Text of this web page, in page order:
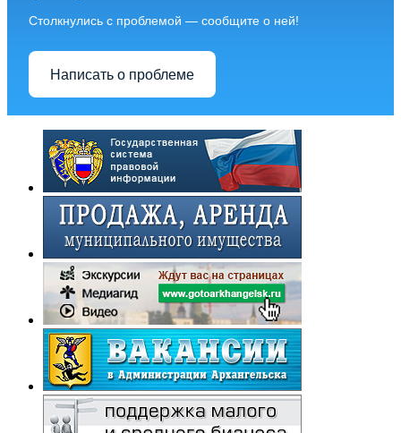
Столкнулись с проблемой — сообщите о ней!
Написать о проблеме